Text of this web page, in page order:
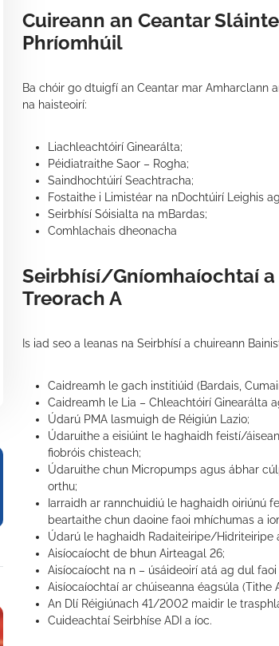
Cuireann an Ceantar
Phríomhúil
Ba chóir go dtuigfí an Ceantar mar Amharclann
na haisteoirí:
Liachleachtóirí Ginearálta;
Péidiatraithe Saor – Rogha;
Saindhochtúirí Seachtracha;
Fostaithe i Limistéar na nDochtúirí Leighis
Seirbhísí Sóisialta na mBardas;
Comhlachais dheonacha
Seirbhísí/Gníomhaíochtaí
Treorach A
Is iad seo a leanas na Seirbhísí a chuireann
Caidreamh le gach institiúid (Bardais,
Caidreamh le Lia – Chleachtóirí Ginearálta
Údarú PMA lasmuigh de Réigiún Lazio;
Údaruithe a eisiúint le haghaidh feistí/
fiobróis chisteach;
Údaruithe chun Micropumps agus ábhar
orthu;
Iarraidh ar rannchuidiú le haghaidh oiriúnú
beartaithe chun daoine faoi mhíchumas a
Údarú le haghaidh Radaiteiripe/
Aisíocaíocht de bhun Airteagal 26;
Aisíocaíocht na n – úsáideoirí atá ag dul
Aisíocaíochtaí ar chúiseanna éagsúla (Tithe
An Dlí Réigiúnach 41/2002 maidir le
Cuideachtaí Seirbhíse ADI a íoc.